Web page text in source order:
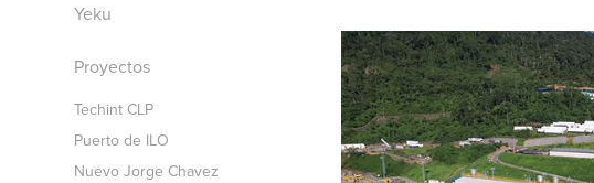
Yeku
Proyectos
Techint CLP
Puerto de ILO
Nuevo Jorge Chavez